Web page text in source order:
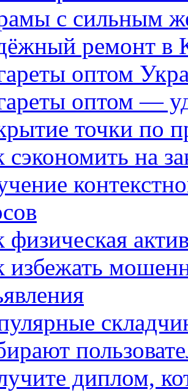
с сильным
ремонт в
оптом
оптом —
точки по
сэкономить на
физическая
избежать
диплом,